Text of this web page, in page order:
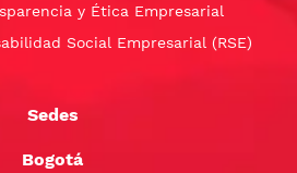
y Ética Empresarial
Social Empresarial (RSE)
Sedes
Bogotá